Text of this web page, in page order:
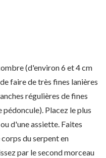
(d'environ 6 et 4 cm
faire de très fines lanières
régulières de fines
pédoncule). Placez le plus
d'une assiette. Faites
du serpent en
par le second morceau